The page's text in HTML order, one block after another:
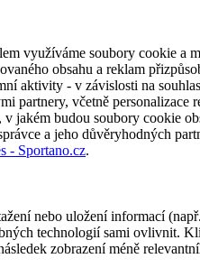
využíváme soubory cookie
obsahu a reklam
aktivity - v závislosti na
včetně
jakém budou soubory cookie
a jeho důvěryhodných
- Sportano.cz.
nebo uložení informací
technologií sami ovlivnit.
zobrazení méně